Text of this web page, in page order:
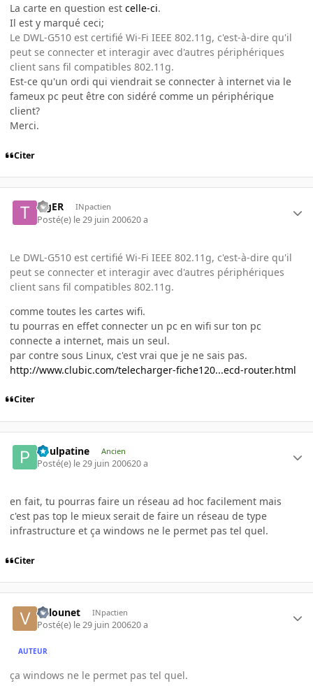
La carte en question est celle-ci.
Il est y marqué ceci;
Le DWL-G510 est certifié Wi-Fi IEEE 802.11g, c'est-à-dire qu'il
peut se connecter et interagir avec d'autres périphériques
client sans fil compatibles 802.11g.
Est-ce qu'un ordi qui viendrait se connecter à internet via le
fameux pc peut être con sidéré comme un périphérique
client?
Merci.
Citer
TigER INpactien
Posté(e) le 29 juin 200620 a
Le DWL-G510 est certifié Wi-Fi IEEE 802.11g, c'est-à-dire qu'il
peut se connecter et interagir avec d'autres périphériques
client sans fil compatibles 802.11g.
comme toutes les cartes wifi.
tu pourras en effet connecter un pc en wifi sur ton pc
connecte a internet, mais un seul.
par contre sous Linux, c'est vrai que je ne sais pas.
http://www.clubic.com/telecharger-fiche120...ecd-router.html
Citer
Poulpatine Ancien
Posté(e) le 29 juin 200620 a
en fait, tu pourras faire un réseau ad hoc facilement mais
c'est pas top le mieux serait de faire un réseau de type
infrastructure et ça windows ne le permet pas tel quel.
Citer
Valounet INpactien
Posté(e) le 29 juin 200620 a
AUTEUR
ça windows ne le permet pas tel quel.